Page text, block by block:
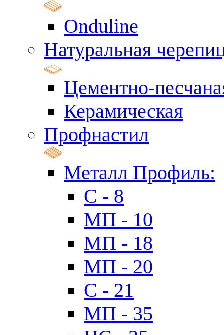
Onduline
Натуральная
Цементно-
Керамическая
Профнастил
Металл Профиль:
C - 8
МП - 10
МП - 18
МП - 20
C - 21
МП - 35